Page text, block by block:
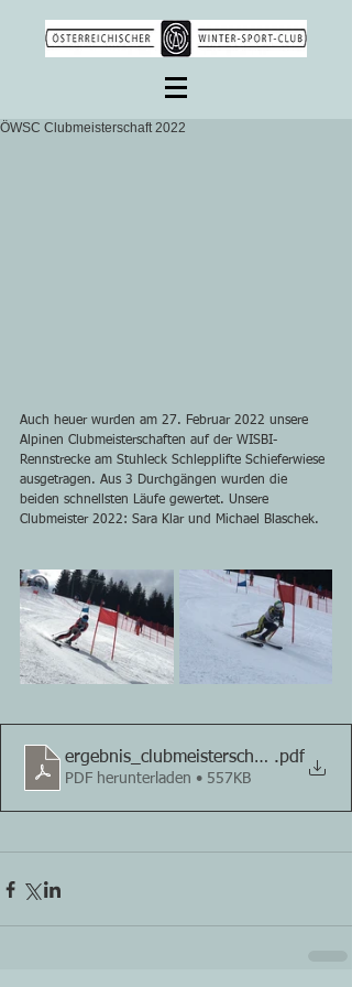
ÖWSC Clubmeisterschaft 2022
Auch heuer wurden am 27. Februar 2022 unsere
Alpinen Clubmeisterschaften auf der WISBI-
Rennstrecke am Stuhleck Schlepplifte Schieferwiese
ausgetragen. Aus 3 Durchgängen wurden die
beiden schnellsten Läufe gewertet. Unsere
Clubmeister 2022: Sara Klar und Michael Blaschek.
ergebnis_clubmeisterschaft_2022
.pdf
PDF herunterladen • 557KB